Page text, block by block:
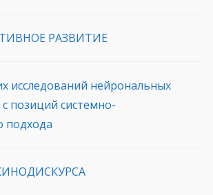
РАЗВИТИЕ
исследований нейрональных
позиций системно-
подхода